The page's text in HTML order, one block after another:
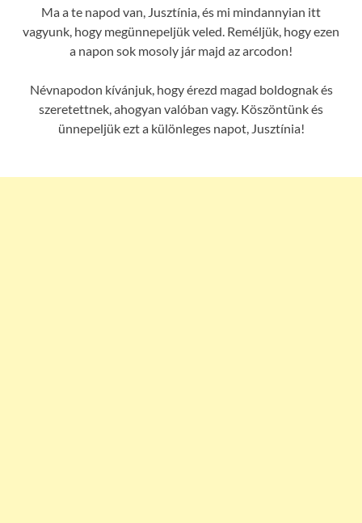
Ma a te napod van, Jusztínia, és mi mindannyian itt
vagyunk, hogy megünnepeljük veled. Reméljük, hogy ezen
a napon sok mosoly jár majd az arcodon!
Névnapodon kívánjuk, hogy érezd magad boldognak és
szeretettnek, ahogyan valóban vagy. Köszöntünk és
ünnepeljük ezt a különleges napot, Jusztínia!